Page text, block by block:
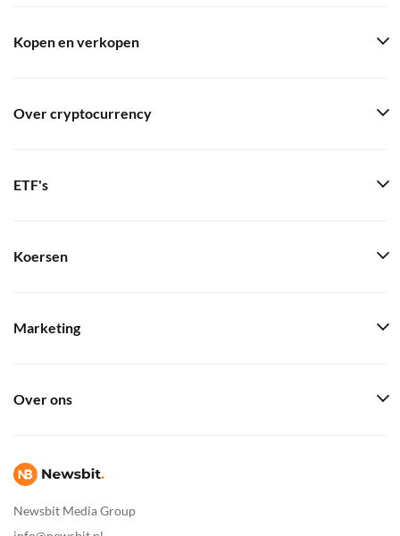
Newsbit Media Group
Kopen en verkopen
Over cryptocurrency
ETF's
Koersen
Marketing
Over ons